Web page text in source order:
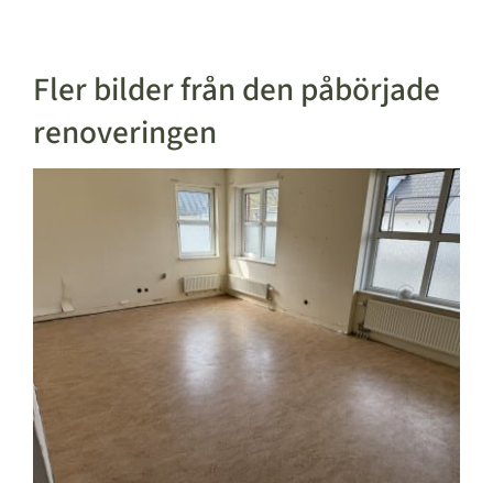
Fler bilder från den påbörjade
renoveringen